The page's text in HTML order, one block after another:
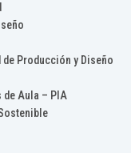
Producción y Diseño
de Aula – PIA